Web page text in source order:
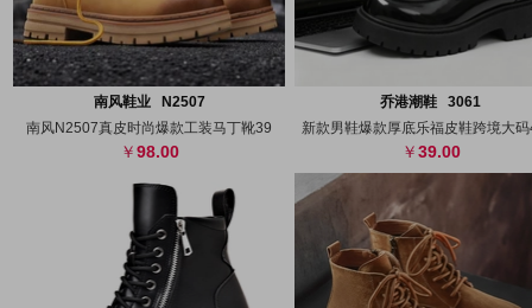
代发
南风鞋业 N2507
南风N2507真皮时尚爆款工装马丁靴39
98.00
代发
乔港潮鞋 3061
新款男鞋爆款厚底乐福皮鞋跨境大
39.00